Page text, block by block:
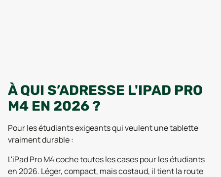
À QUI S’ADRESSE L'IPAD PRO
M4 EN 2026 ?
Pour les étudiants exigeants qui veulent une tablette
vraiment durable :
L'iPad Pro M4 coche toutes les cases pour les étudiants
en 2026. Léger, compact, mais costaud, il tient la route